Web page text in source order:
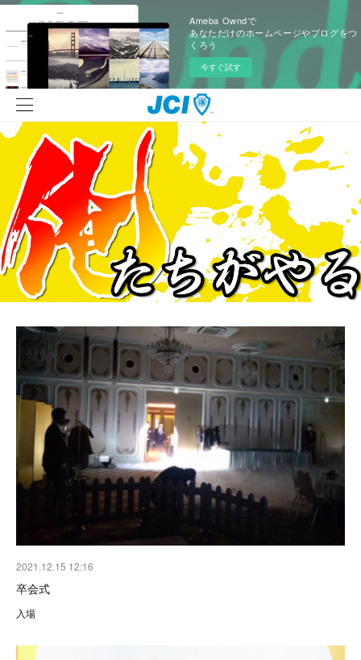
Ameba Owndで
あなただけのホームページやブログをつ
くろう
今すぐ試す
2021.12.15 12:16
卒会式
入場